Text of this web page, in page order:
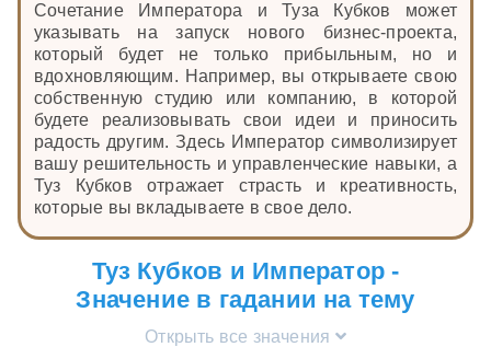
Сочетание Императора и Туза Кубков может
указывать на запуск нового бизнес-проекта,
который будет не только прибыльным, но и
вдохновляющим. Например, вы открываете свою
собственную студию или компанию, в которой
будете реализовывать свои идеи и приносить
радость другим. Здесь Император символизирует
вашу решительность и управленческие навыки, а
Туз Кубков отражает страсть и креативность,
которые вы вкладываете в свое дело.
Туз Кубков и Император -
Значение в гадании на тему
Открыть все значения